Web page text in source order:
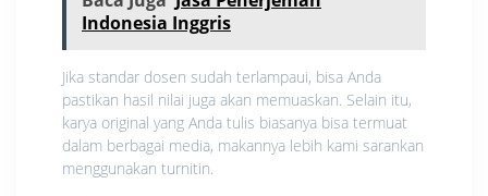
Indonesia Inggris
Jika standar dosen sudah terlampaui, bisa Anda
pastikan hasil nilai juga akan memuaskan. Selain itu,
karya original yang Anda tulis biasanya bisa termuat
dalam berbagai media, makannya lebih kami sarankan
menggunakan turnitin.